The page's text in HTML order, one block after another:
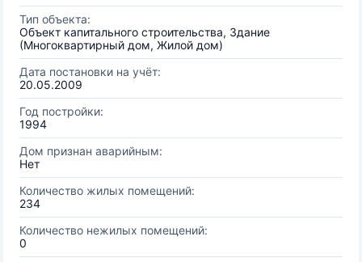
Тип объекта:
Объект капитального строительства, Здание
(Многоквартирный дом, Жилой дом)
Дата постановки на учёт:
20.05.2009
Год постройки:
1994
Дом признан аварийным:
Нет
Количество жилых помещений:
234
Количество нежилых помещений:
0